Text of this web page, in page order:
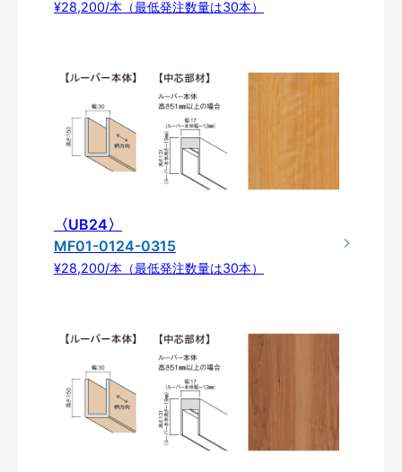
¥28,200/本（最低発注数量は30本）
〈UB24〉
MF01-0124-0315
¥28,200/本（最低発注数量は30本）